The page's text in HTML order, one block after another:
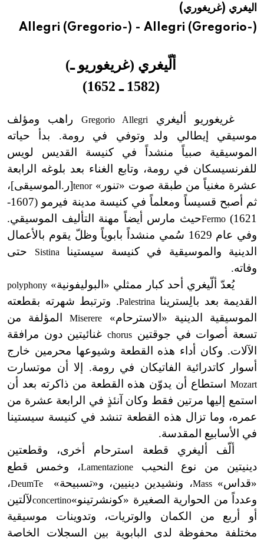
هيئة الموسوعة العربية تطلق موسوعات جديدة في عام 2026اليغري (غريغوري)
Allegri (Gregorio-) - Allegri (Gregorio-)
ألّيغري (غريغوريو ـ(
(1582 ـ 1652
)
غريغوريو أليغري Gregorio Allegriراهب ومؤلف
موسيقي إيطالي ولد وتوفي في رومة. بدأ حياته
الموسيقية صبياً منشداً في كنيسة القديس لويس
للفرنسيسكان في رومة، وتابع الغناء بعد بلوغه الرابعة
عشرة مغنياً من طبقة صوت «تنور»tenor
[ر.الموسيقى]،
ثم أصبح قسيساً ومعلماً في كنيسة مدينة فيرمو
(1607-
1621)
Fermoحيث مارس أيضاً مهنة التأليف الموسيقي.
وفي عام 1629 سُمي منشداً بابوياً وظلّ يقوم بالأعمال
الدينية والموسيقية في كنيسة سيستينا
Sistina
حتى
وفاته.
يُعدّ ألّيغري أحد كبار ممثلي «البوليفونية» polyphony
القديمة بعد بالِسترينا Palestrina. وترتبط شهرته بقطعته
الموسيقية الدينية «الاسترحام»
Miserereالمؤلفة من
تسعة أصوات في جوقتين chorusغنائيتين دون مرافقة
الآلات. وكان أداء هذه القطعة وشيوعها محرمين خارج
أسوار كاتدرائية الفاتيكان في رومة. إلا أن موتسارت
Mozart
استطاع أن يدوّن هذه القطعة من ذاكرته بعد أن
استمع إليها مرتين فقط وكان آنئذٍ في الرابعة عشرة من
عمره، وما تزال هذه القطعة تنشد في كنيسة سيستينا
في الأسابيع المقدسة.
ألّف أليغري قطعة استرحام أخرى، وقطعتين
دينيتين من نوع النحيبLamentazione، وخمس قطع
«قداس»Mass، ونشيدين دينيين، و«تسبيحة» Te
Deum،
وعدداً من الحوارية الصغيرة «كونشرتينو»
concertinoلآلتين
أو أربع من الكمان والوتريات، وتدوينات موسيقية
مختلفة محفوظة لدى البابوية بين السجلات الخاصة